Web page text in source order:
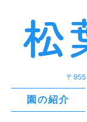
〒
園の紹介